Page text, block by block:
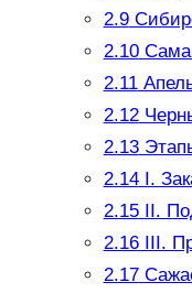
2.9
2.10
2.11
2.12
2.13
2.14I.
2.15II.
2.16III.
2.17